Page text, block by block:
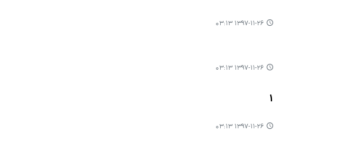
۱۳۹۷-۱۱-۲۶ ۰۳:۱۳
۱۳۹۷-۱۱-۲۶ ۰۳:۱۳
1
۱۳۹۷-۱۱-۲۶ ۰۳:۱۳